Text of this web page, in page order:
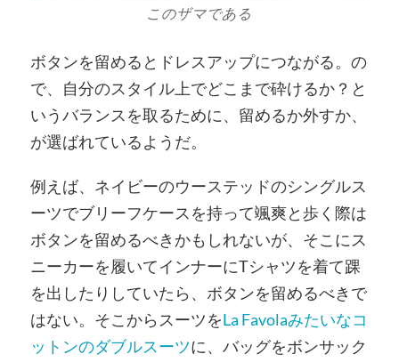
このザマである
ボタンを留めるとドレスアップにつながる。の
で、自分のスタイル上でどこまで砕けるか？と
いうバランスを取るために、留めるか外すか、
が選ばれているようだ。
例えば、ネイビーのウーステッドのシングルス
ーツでブリーフケースを持って颯爽と歩く際は
ボタンを留めるべきかもしれないが、そこにス
ニーカーを履いてインナーにTシャツを着て踝
を出したりしていたら、ボタンを留めるべきで
はない。そこからスーツをLa Favolaみたいなコ
ットンのダブルスーツに、バッグをボンサック